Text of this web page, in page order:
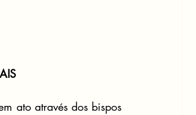
ato através dos bispos